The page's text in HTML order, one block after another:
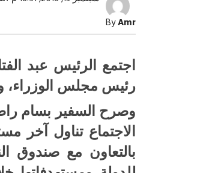
ByAmr
اجتمع الرئيس عبد
رئيس مجلس الوزراء، و
وصرح السفير بسام
الاجتماع تناول آخر
بالتعاون مع صندوق
جهاز مستقبل مصر
الدول كيانات تنموية